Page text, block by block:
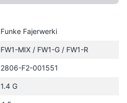
Funke Fajerwerki
FW1-MIX / FW1-G / FW1-R
2806-F2-001551
1.4 G